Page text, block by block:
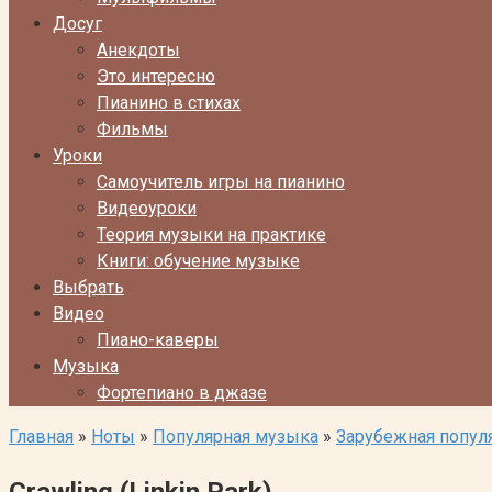
Досуг
Анекдоты
Это интересно
Пианино в стихах
Фильмы
Уроки
Самоучитель игры на пианино
Видеоуроки
Теория музыки на практике
Книги: обучение музыке
Выбрать
Видео
Пиано-каверы
Музыка
Фортепиано в джазе
Главная » Ноты » Популярная музыка » Зарубежная